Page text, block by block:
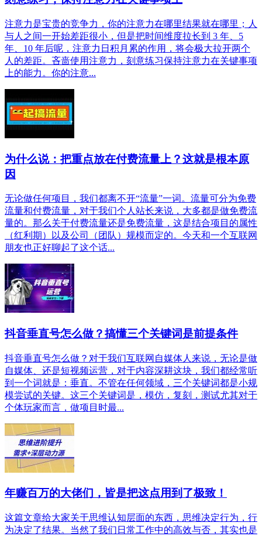
注意力是宝贵的竞争力，你的注意力在哪里结果就在哪里；人
与人之间一开始差距很小，但是把时间维度拉长到 3 年、5
年、10 年后呢，注意力日积月累的作用，将会极大拉开两个
人的差距。吝啬使用注意力，刻意练习保持注意力在关键事项
上的能力。你的注意...
为什么说：把重点放在付费流量上？这就是根本原
因
无论做任何项目，我们都离不开“流量”一词。流量可分为免费
流量和付费流量，对于我们个人站长来说，大多都是做免费流
量的。那么关于付费流量还是免费流量，这是结合项目的属性
（红利期）以及公司（团队）规模而定的。今天和一个互联网
朋友也正好聊起了这个话...
抖音垂直号怎么做？搞懂三个关键词是前提条件
抖音垂直号怎么做？对于我们互联网自媒体人来说，无论是做
自媒体、还是短视频运营，对于内容深耕这块，我们都经常听
到一个词就是：垂直。不管在任何领域，三个关键词都是小规
模尝试的关键。这三个关键词是，模仿，复刻，测试尤其对于
个体玩家而言，做项目时最...
年赚百万的大佬们，皆是把这点用到了极致！
这篇文章给大家关于思维认知层面的东西，思维决定行为，行
为决定了结果。当然了我们日常工作中的高效与否，其实也是